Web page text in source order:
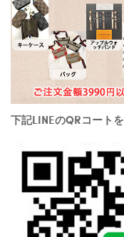
下記LINEのQRコート